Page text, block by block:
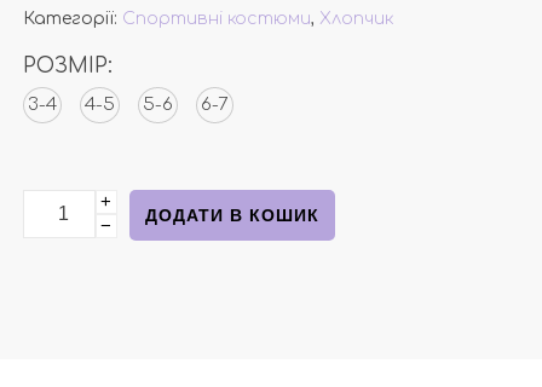
Категорії: Спортивні костюми, Хлопчик
РОЗМІР:
3-4 4-5 5-6 6-7
Спортивний костюм темно-синій без капюшона від
+
−
ДОДАТИ В КОШИК